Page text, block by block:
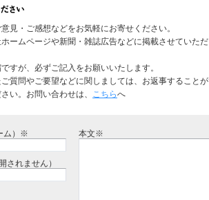
見・ご感想などをお気軽にお寄せください。
ームページや新聞・雑誌広告などに掲載させていた
すが、必ずご記入をお願いいたします。
質問やご要望などに関しましては、お返事することが
い。お問い合わせは、 こちらへ
ム）※
されません）
本文※